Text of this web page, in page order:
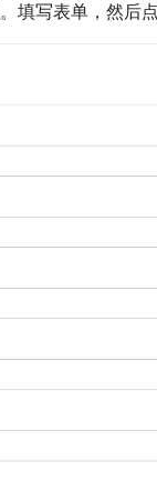
。填写表单，然后